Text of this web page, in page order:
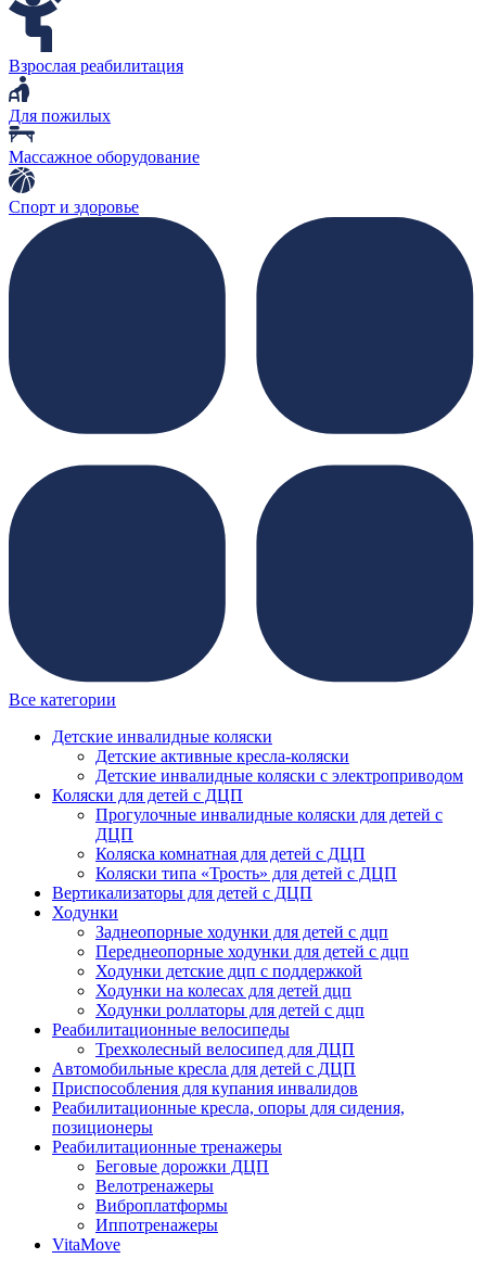
Взрослая реабилитация
Для пожилых
Массажное оборудование
Спорт и здоровье
Все категории
Детские инвалидные коляски
Детские активные кресла-коляски
Детские инвалидные коляски с электроприводом
Коляски для детей с ДЦП
Прогулочные инвалидные коляски для детей с
ДЦП
Коляска комнатная для детей с ДЦП
Коляски типа «Трость» для детей с ДЦП
Вертикализаторы для детей с ДЦП
Ходунки
Заднеопорные ходунки для детей с дцп
Переднеопорные ходунки для детей с дцп
Ходунки детские дцп с поддержкой
Ходунки на колесах для детей дцп
Ходунки роллаторы для детей с дцп
Реабилитационные велосипеды
Трехколесный велосипед для ДЦП
Автомобильные кресла для детей с ДЦП
Приспособления для купания инвалидов
Реабилитационные кресла, опоры для сидения,
позиционеры
Реабилитационные тренажеры
Беговые дорожки ДЦП
Велотренажеры
Виброплатформы
Иппотренажеры
VitaMove